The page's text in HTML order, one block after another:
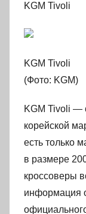
KGM Tivoli
KGM Tivoli
(Фото: KGM)
KGM Tivoli —
корейской
есть только
в размере
кроссоверы
информация